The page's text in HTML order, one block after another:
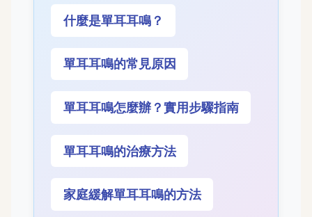
什麼是單耳耳鳴？
單耳耳鳴的常見原因
單耳耳鳴怎麼辦？實用步驟指南
單耳耳鳴的治療方法
家庭緩解單耳耳鳴的方法